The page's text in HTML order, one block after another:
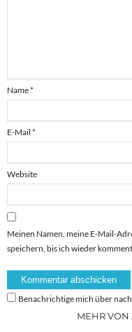
Name*
E-Mail *
Website
Meinen Namen, meine E-Mail-
speichern, bis ich wieder
Benachrichtige mich über
MEHR VON